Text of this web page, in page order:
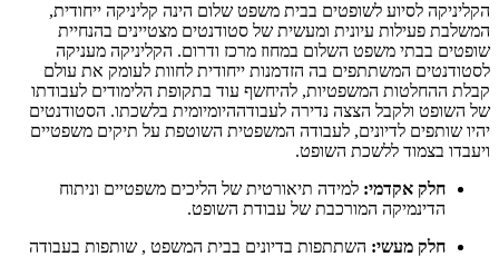
הקליניקה לסיוע לשופטים בבית משפט שלום הינה קליניקה ייחודית,
המשלבת פעילות עיונית ומעשית של סטודנטים מצטיינים בהנחיית
שופטים בבתי משפט השלום במחוז מרכז ודרום. הקליניקה מעניקה
לסטודנטים המשתתפים בה הזדמנות ייחודית לחוות לעומק את עולם
קבלת ההחלטות המשפטיות, להיחשף עוד בתקופת הלימודים לעבודתו
של השופט ולקבל הצצה נדירה לעבודההיומיומית בלשכתו. הסטודנטים
יהיו שותפים לדיונים, לעבודה המשפטית השוטפת על תיקים משפטיים
ויעבדו בצמוד ללשכת השופט.
חלק אקדמי: למידה תיאורטית של הליכים משפטיים וניתוח
הדינמיקה המורכבת של עבודת השופט.
חלק מעשי: השתתפות בדיונים בבית המשפט , שותפות בעבודה